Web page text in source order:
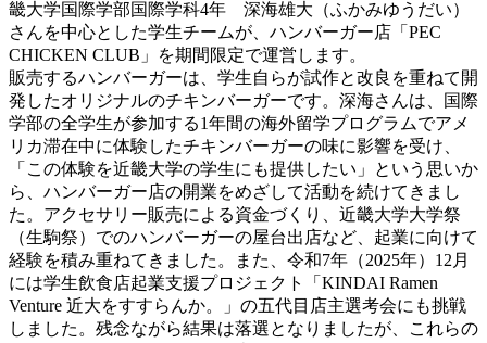
畿大学国際学部国際学科4年 深海雄大（ふかみゆうだい）
さんを中心とした学生チームが、ハンバーガー店「PEC
CHICKEN CLUB」を期間限定で運営します。
販売するハンバーガーは、学生自らが試作と改良を重ねて開
発したオリジナルのチキンバーガーです。深海さんは、国際
学部の全学生が参加する1年間の海外留学プログラムでアメ
リカ滞在中に体験したチキンバーガーの味に影響を受け、
「この体験を近畿大学の学生にも提供したい」という思いか
ら、ハンバーガー店の開業をめざして活動を続けてきまし
た。アクセサリー販売による資金づくり、近畿大学大学祭
（生駒祭）でのハンバーガーの屋台出店など、起業に向けて
経験を積み重ねてきました。また、令和7年（2025年）12月
には学生飲食店起業支援プロジェクト「KINDAI Ramen
Venture 近大をすすらんか。」の五代目店主選考会にも挑戦
しました。残念ながら結果は落選となりましたが、これらの